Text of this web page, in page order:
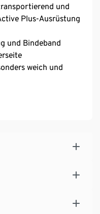
und
Plus-Ausrüstung
und Bindeband
weich und
der Faser Creora® –